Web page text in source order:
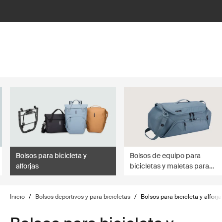
Bolsos para bicicleta y
alforjas
Bolsos de equipo para
bicicletas y maletas para
Inicio / Bolsos deportivos y para bicicletas / Bolsos para bicicleta y